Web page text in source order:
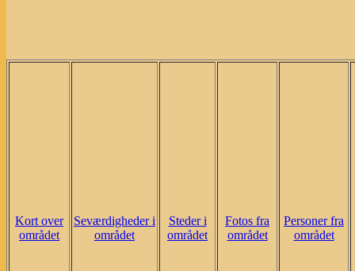
Kort over
området
Seværdigheder i
området
Steder i
området
Fotos fra
området
Personer fra
området